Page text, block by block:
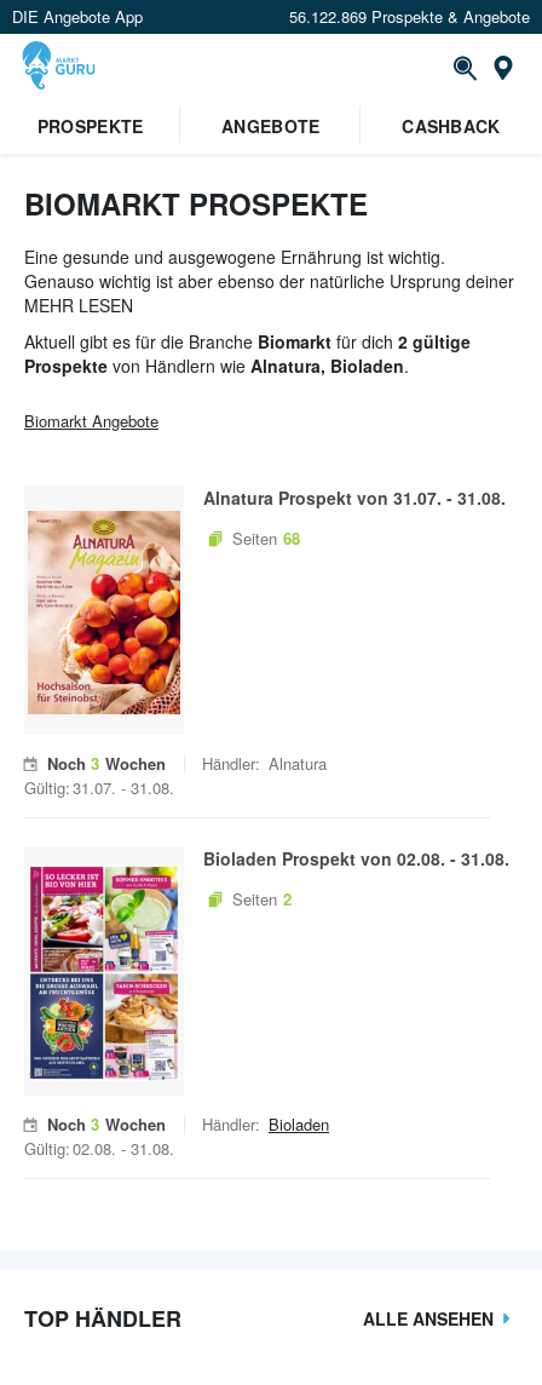
DIE Angebote App 56.122.869 Prospekte & Angebote
PROSPEKTE
ANGEBOTE CASHBACK
BIOMARKT PROSPEKTE
Eine gesunde und ausgewogene Ernährung ist wichtig.
Genauso wichtig ist aber ebenso der natürliche Ursprung deiner
Lebensmittel. Sichere dir jetzt die besten Angebote zu
vollwertiger Naturkost aus Bio-Anbau beidenn's Biomarkt
uvm.
MEHR LESEN
Aktuell gibt es für die Branche Biomarkt für dich 2 gültige
Prospekte von Händlern wie Alnatura, Bioladen.
Biomarkt Angebote
Alnatura Prospekt von 31.07. - 31.08.
Seiten 68
Noch 3 Wochen
Gültig:31.07. - 31.08.
Händler: Alnatura
Bioladen Prospekt von 02.08. - 31.08.
Seiten 2
Noch 3 Wochen
Gültig:02.08. - 31.08.
Händler: Bioladen
TOP HÄNDLER ALLE ANSEHEN